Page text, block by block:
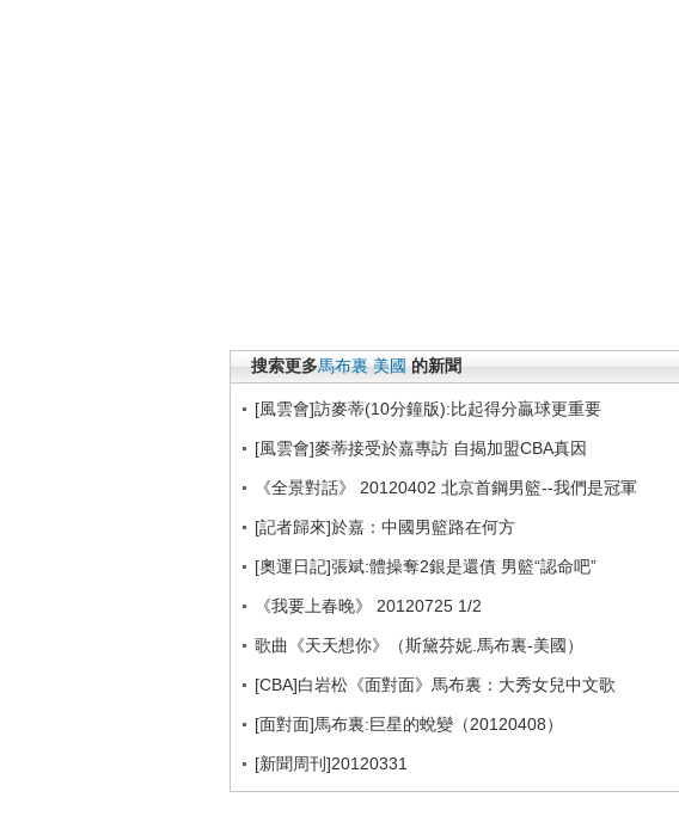
搜索更多馬布裏 美國 的新聞
[風雲會]訪麥蒂(10分鐘版):比起得分贏球更重要
[風雲會]麥蒂接受於嘉專訪 自揭加盟CBA真因
《全景對話》 20120402 北京首鋼男籃--我們是冠軍
[記者歸來]於嘉：中國男籃路在何方
[奧運日記]張斌:體操奪2銀是還債 男籃“認命吧”
《我要上春晚》 20120725 1/2
歌曲《天天想你》（斯黛芬妮.馬布裏-美國）
[CBA]白岩松《面對面》馬布裏：大秀女兒中文歌
[面對面]馬布裏:巨星的蛻變（20120408）
[新聞周刊]20120331